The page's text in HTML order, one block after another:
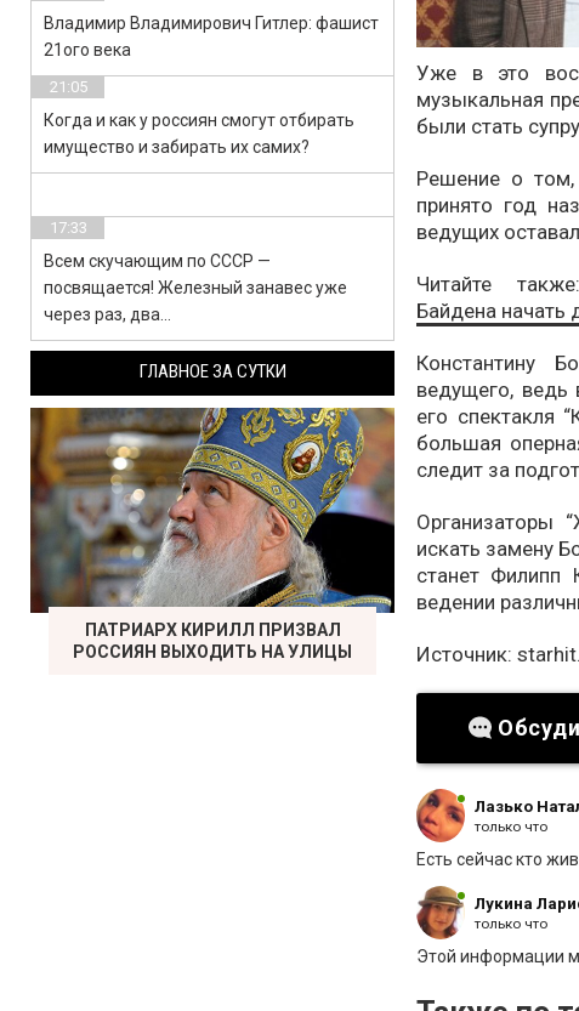
Уже в это
музыкальная
были стать
Решение о
принято год
ведущих
Читайте
Байдена начать
Константину
ведущего, ведь
его спектакля
большая
следит за
Организаторы
искать замену
станет Филипп
ведении
Источник:
Лукина
только что
Этой информации
Лазько
только что
Есть сейчас кто
Владимир Владимирович Гитлер: фашист
21ого века
21:05
Когда и как у россиян смогут отбирать
имущество и забирать их самих?
17:33
Всем скучающим по СССР —
посвящается! Железный занавес уже
через раз, два…
ГЛАВНОЕ ЗА СУТКИ
ПАТРИАРХ КИРИЛЛ ПРИЗВАЛ
РОССИЯН ВЫХОДИТЬ НА УЛИЦЫ